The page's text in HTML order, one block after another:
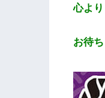
心より
お待ち